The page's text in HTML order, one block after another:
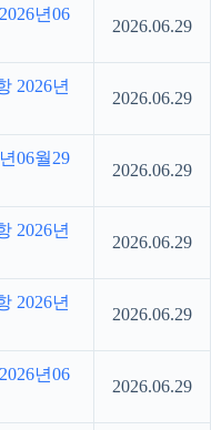
년06
2026.06.29
2026년
2026.06.29
06월29
2026.06.29
2026년
2026.06.29
2026년
2026.06.29
년06
2026.06.29